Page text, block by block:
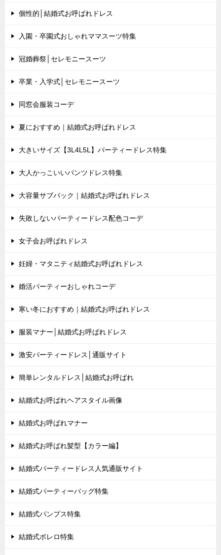
個性的│結婚式お呼ばれドレス
入園・卒園式おしゃれママスーツ特集
冠婚葬祭│セレモニースーツ
卒業・入学式│セレモニースーツ
同窓会服装コーデ
夏におすすめ｜結婚式お呼ばれドレス
大きいサイズ【3L4L5L】パーティードレス特集
大人かっこいいパンツドレス特集
大容量サブバック｜結婚式お呼ばれドレス
失敗しないパーティードレス配色コーデ
女子会お呼ばれドレス
妊婦・マタニティ結婚式お呼ばれドレス
婚活パーティーおしゃれコーデ
寒い冬におすすめ｜結婚式お呼ばれドレス
服装マナー│結婚式お呼ばれドレス
激安パーティードレス│通販サイト
簡単レンタルドレス│結婚式お呼ばれ
結婚式お呼ばれヘアスタイル画像
結婚式お呼ばれマナー
結婚式お呼ばれ髪型【カラー編】
結婚式パーティードレス人気通販サイト
結婚式パーティーバッグ特集
結婚式パンプス特集
結婚式ボレロ特集